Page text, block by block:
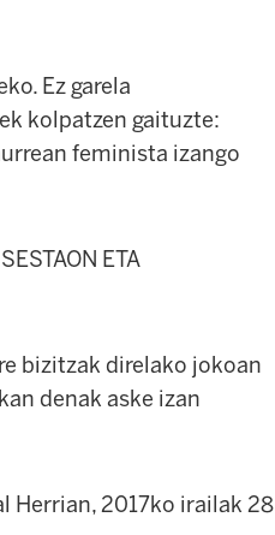
Ez garela
kolpatzen gaituzte:
feminista izango
ETA
bizitzak direlako jokoan
denak aske izan
Herrian, 2017ko irailak 28